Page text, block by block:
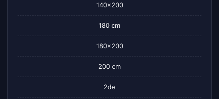
140×200
180 cm
180×200
200 cm
2de